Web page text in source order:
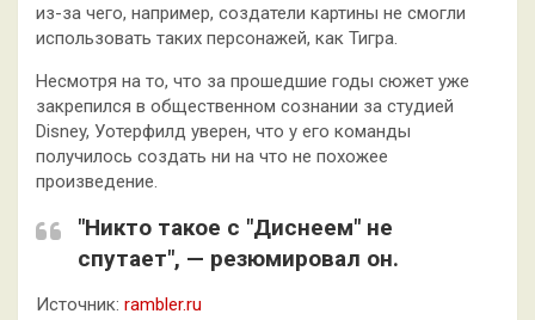
из-за чего, например, создатели картины не смогли
использовать таких персонажей, как Тигра.
Несмотря на то, что за прошедшие годы сюжет уже
закрепился в общественном сознании за студией
Disney, Уотерфилд уверен, что у его команды
получилось создать ни на что не похожее
произведение.
"Никто такое с "Диснеем" не
спутает", — резюмировал он.
Источник: rambler.ru